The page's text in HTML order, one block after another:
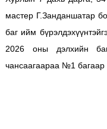
мастер Г.Занданшатар
баг ийм
2026 оны дэлхийн
чансаагаараа №1